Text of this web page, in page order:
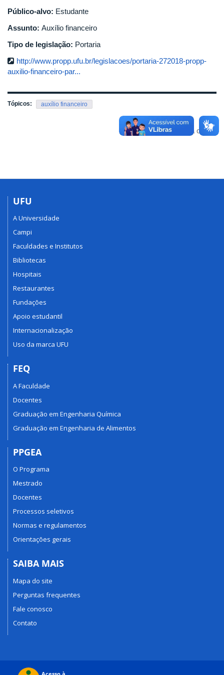
Público-alvo: Estudante
Assunto: Auxílio financeiro
Tipo de legislação: Portaria
http://www.propp.ufu.br/legislacoes/portaria-272018-propp-
auxilio-financeiro-par...
Tópicos: auxílio financeiro
Voltar para o topo
UFU
A Universidade
Campi
Faculdades e Institutos
Bibliotecas
Hospitais
Restaurantes
Fundações
Apoio estudantil
Internacionalização
Uso da marca UFU
FEQ
A Faculdade
Docentes
Graduação em Engenharia Química
Graduação em Engenharia de Alimentos
PPGEA
O Programa
Mestrado
Docentes
Processos seletivos
Normas e regulamentos
Orientações gerais
SAIBA MAIS
Mapa do site
Perguntas frequentes
Fale conosco
Contato